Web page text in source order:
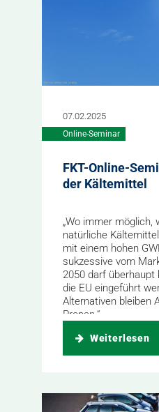
07.02.2025
Online-Seminar
FKT-Online-
der Kältemittel
„Wo immer möglich,
natürliche
mit einem hohen
sukzessive vom
2050 darf überhaupt
die EU eingeführt
Alternativen bleiben
Propan.“
Weiterlesen